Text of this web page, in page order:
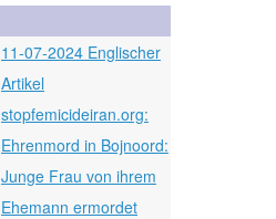
11-07-2024 Englischer
Artikel
stopfemicideiran.org:
Ehrenmord in Bojnoord:
Junge Frau von ihrem
Ehemann ermordet